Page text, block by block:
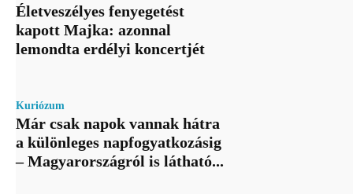
Életveszélyes fenyegetést
kapott Majka: azonnal
lemondta erdélyi koncertjét
Kuriózum
Már csak napok vannak hátra
a különleges napfogyatkozásig
– Magyarországról is látható...